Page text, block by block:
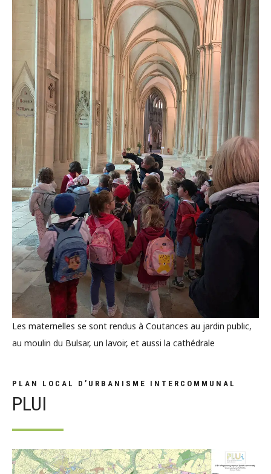
Les maternelles se sont rendus à Coutances au jardin public,
au moulin du Bulsar, un lavoir, et aussi la cathédrale
PLAN LOCAL D’URBANISME INTERCOMMUNAL
PLUI